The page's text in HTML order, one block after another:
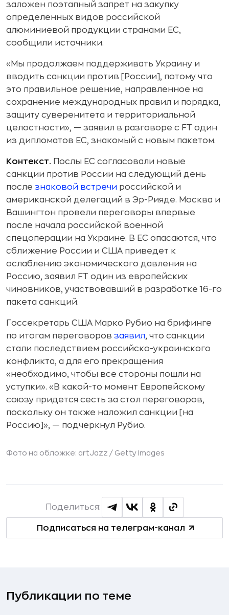
заложен поэтапный запрет на закупку
определенных видов российской
алюминиевой продукции странами ЕС,
сообщили источники.
«Мы продолжаем поддерживать Украину и
вводить санкции против [России], потому что
это правильное решение, направленное на
сохранение международных правил и порядка,
защиту суверенитета и территориальной
целостности», — заявил в разговоре с FT один
из дипломатов ЕС, знакомый с новым пакетом.
Контекст. Послы ЕС согласовали новые
санкции против России на следующий день
после знаковой встречи российской и
американской делегаций в Эр-Рияде. Москва и
Вашингтон провели переговоры впервые
после начала российской военной
спецоперации на Украине. В ЕС опасаются, что
сближение России и США приведет к
ослаблению экономического давления на
Россию, заявил FT один из европейских
чиновников, участвовавший в разработке 16-го
пакета санкций.
Госсекретарь США Марко Рубио на брифинге
по итогам переговоров заявил, что санкции
стали последствием российско-украинского
конфликта, а для его прекращения
«необходимо, чтобы все стороны пошли на
уступки». «В какой-то момент Европейскому
союзу придется сесть за стол переговоров,
поскольку он также наложил санкции [на
Россию]», — подчеркнул Рубио.
Фото на обложке: artJazz / Getty Images
Подписаться на телеграм-канал
Поделиться:
Публикации по теме